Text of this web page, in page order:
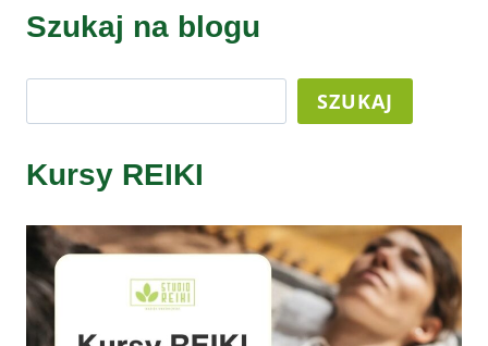
Szukaj na blogu
SZUKAJ
Kursy REIKI